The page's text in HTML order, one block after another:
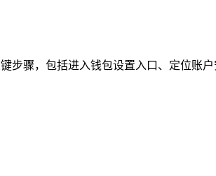
步骤，包括进入钱包设置入口、定位账